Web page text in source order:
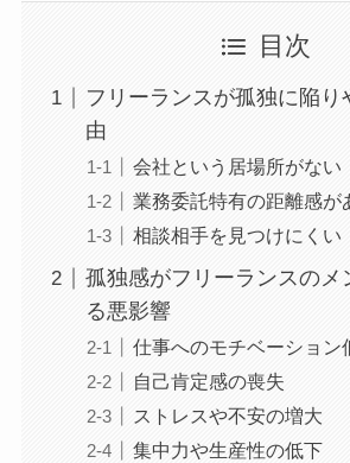
目次
フリーランスが孤独に陥り
由
会社という居場所がない
業務委託特有の距離感が
相談相手を見つけにくい
孤独感がフリーランスのメ
る悪影響
仕事へのモチベーション
自己肯定感の喪失
ストレスや不安の増大
集中力や生産性の低下